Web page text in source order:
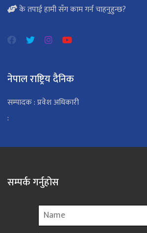
के तपाई हामी सँग काम गर्न चाहनुहुन्छ?
नेपाल राष्ट्रिय दैनिक
सम्पादक : प्रवेश अधिकारी
:
सम्पर्क गर्नुहोस
Name